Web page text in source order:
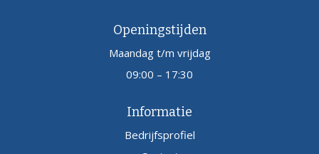
Openingstijden
Maandag t/m vrijdag
09:00 – 17:30
Informatie
Bedrijfsprofiel